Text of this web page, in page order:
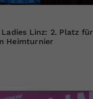
Linz: 2. Platz für
Heimturnier